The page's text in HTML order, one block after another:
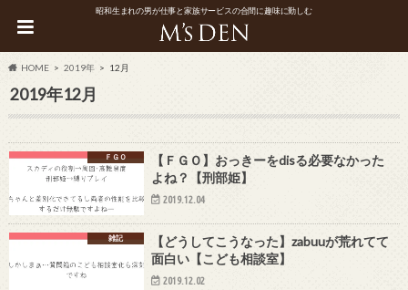
昭和生まれの男が仕事と家族サービスの合間に趣味に勤しむ
HOME 2019年 12月
2019年12月
ＦＧＯ
【ＦＧＯ】おっきーをdisる必要なかった
よね？【刑部姫】
2019.12.04
雑記
【どうしてこうなった】zabuuが荒れてて
面白い【こども相談室】
2019.12.02